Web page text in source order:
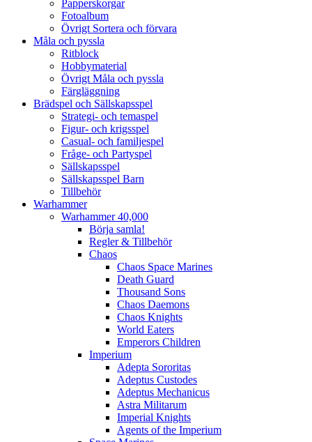
Papperskorgar
Fotoalbum
Övrigt Sortera och förvara
Måla och pyssla
Ritblock
Hobbymaterial
Övrigt Måla och pyssla
Färgläggning
Brädspel och Sällskapsspel
Strategi- och temaspel
Figur- och krigsspel
Casual- och familjespel
Fråge- och Partyspel
Sällskapsspel
Sällskapsspel Barn
Tillbehör
Warhammer
Warhammer 40,000
Börja samla!
Regler & Tillbehör
Chaos
Chaos Space Marines
Death Guard
Thousand Sons
Chaos Daemons
Chaos Knights
World Eaters
Emperors Children
Imperium
Adepta Sororitas
Adeptus Custodes
Adeptus Mechanicus
Astra Militarum
Imperial Knights
Agents of the Imperium